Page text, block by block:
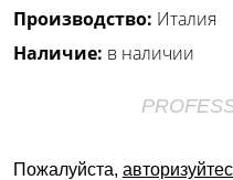
Производство: Италия
Наличие: в наличии
Пожалуйста,